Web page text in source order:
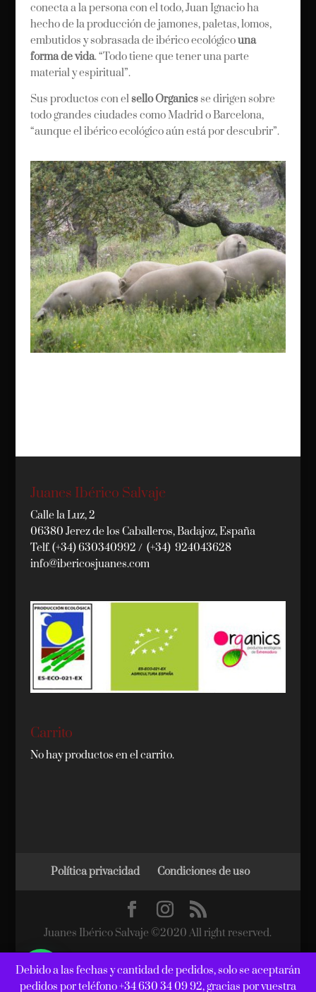
Debido a las fechas y cantidad de pedidos, solo se aceptarán
pedidos por teléfono +34 630 34 09 92, gracias por vuestra
conecta a la persona con el todo, Juan Ignacio ha
hecho de la producción de jamones, paletas, lomos,
embutidos y sobrasada de ibérico ecológicouna
forma de vida. “Todo tiene que tener una parte
material y espiritual”.
Sus productos con elsello Organicsse dirigen sobre
todo grandes ciudades como Madrid o Barcelona,
“aunque el ibérico ecológico aún está por descubrir”.
Juanes Ibérico Salvaje
Calle la Luz, 2
06380 Jerez de los Caballeros, Badajoz, España
Telf. (+34) 630340992 / (+34) 924043628
info@ibericosjuanes.com
Carrito
No hay productos en el carrito.
Política privacidad Condiciones de uso
Juanes Ibérico Salvaje ©2020 All right reserved.